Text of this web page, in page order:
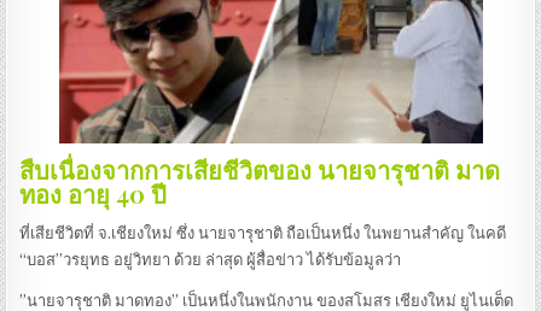
สืบเนื่องจากการเสียชีวิตของ​ นายจารุชาติ มาด
ทอง อายุ 40​ ปี​
ที่เสียชีวิตที่​ จ.เชียงใหม่​ ซึ่ง​ นายจารุชาติ ถือเป็นหนึ่ง ในพยานสำคัญ ในคดี​
“บอส”วรยุทธ อยู่วิทยา​ ด้วย ล่าสุด ผู้สื่อข่าว ได้รับข้อมูลว่า
​”นายจารุชาติ​ มาดทอง” เป็นหนึ่งในพนักงาน ของสโมสร​ เชียงใหม่​ ยูไนเต็ด​